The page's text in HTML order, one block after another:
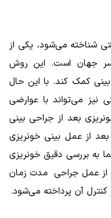
شناخته می‌شود، یکی از
جهان است. این روش
بینی کمک کند. با این حال
نیز می‌تواند با عوارضی
بعد از جراحی بینی
از عمل بینی خونریزی
به بررسی دقیق خونریزی
از عمل جراحی مدت زمان
آن پرداخته می‌شود.